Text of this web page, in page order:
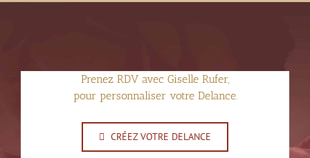
Prenez RDV avec Giselle Rufer,
pour personnaliser votre Delance.
CRÉEZ VOTRE DELANCE